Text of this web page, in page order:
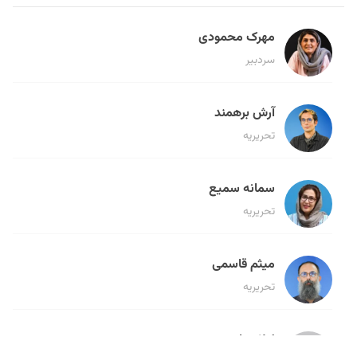
مهرک محمودی
سردبیر
آرش برهمند
تحریریه
سمانه سمیع
تحریریه
میثم قاسمی
تحریریه
لیلا حنارود